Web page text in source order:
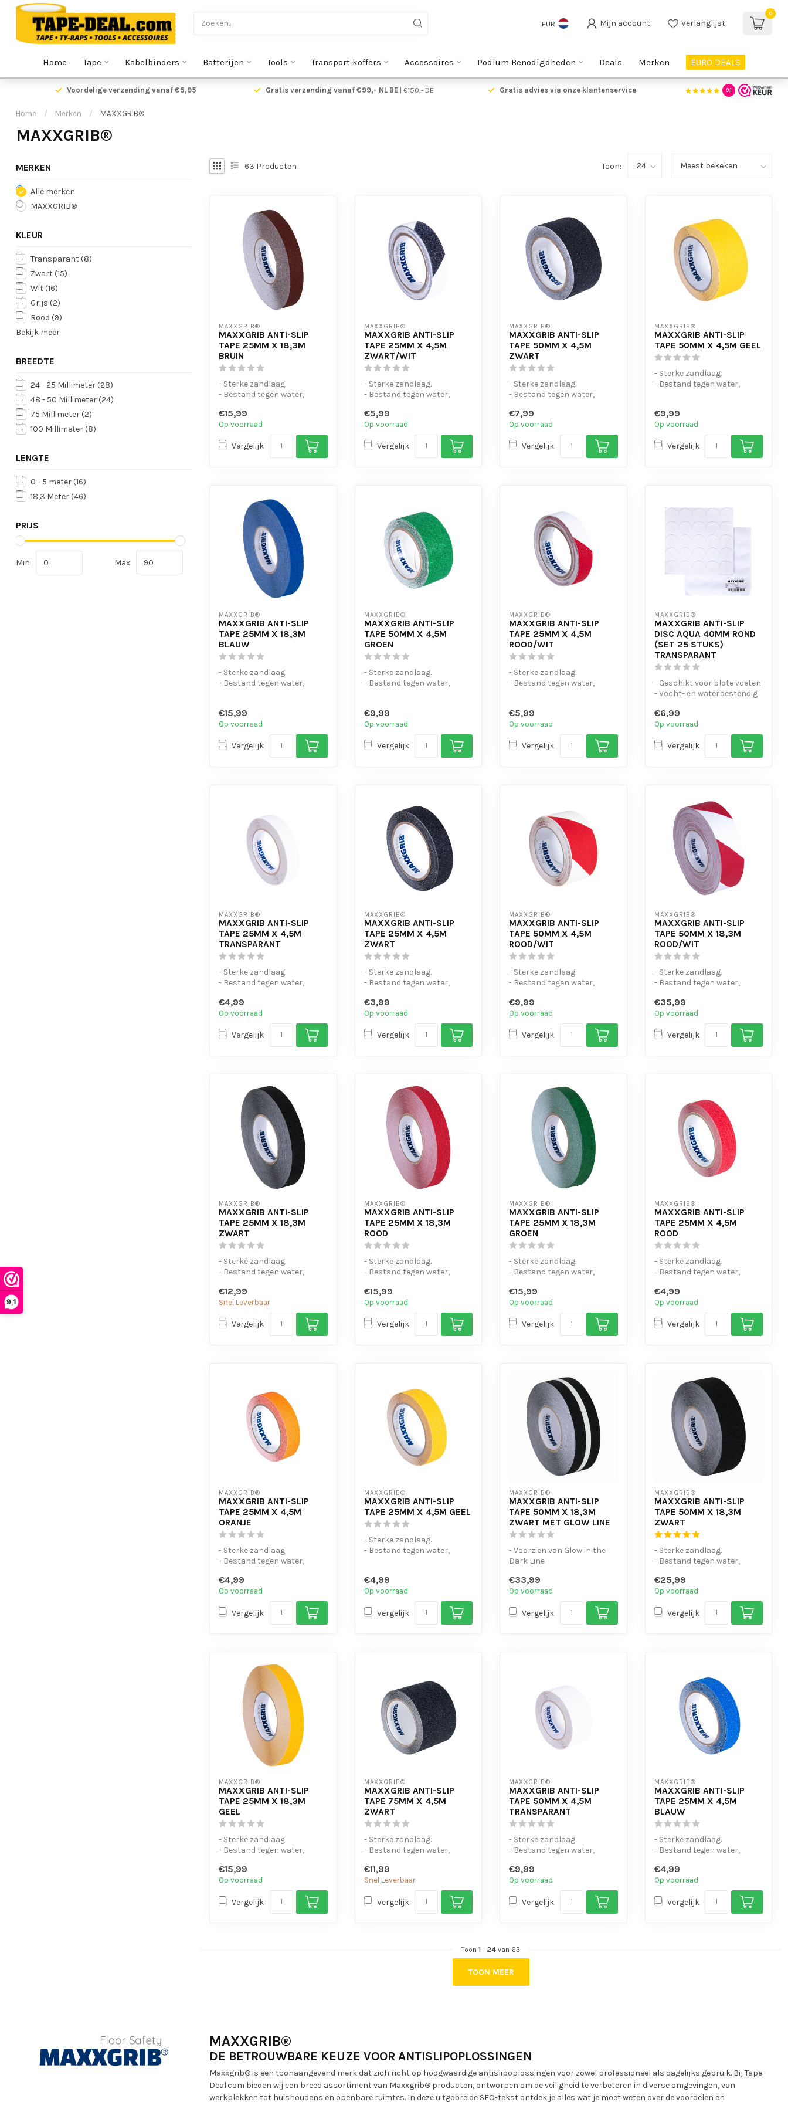
9,1
EUR Mijn account Verlanglijst
0
Home Tape Kabelbinders Batterijen Tools Transport koffers Accessoires Podium Benodigdheden Deals Merken EURO DEALS
Voordelige verzending vanaf €5,95 Gratis verzending vanaf €99,- NL BE| €150,- DE Gratis advies via onze klantenservice 9.1
Home / Merken / MAXXGRIB®
MAXXGRIB®
MERKEN
Alle merken
MAXXGRIB®
KLEUR
Transparant (8)
Zwart (15)
Wit (16)
Grijs (2)
Rood (9)
Bekijk meer
BREEDTE
24 - 25 Millimeter (28)
48 - 50 Millimeter (24)
75 Millimeter (2)
100 Millimeter (8)
LENGTE
0 - 5 meter (16)
18,3 Meter (46)
PRIJS
Min Max
63 Producten Toon:
MAXXGRIB®
MAXXGRIB ANTI-SLIP
TAPE 25MM X 18,3M
BRUIN
- Sterke zandlaag.
- Bestand tegen water,
- Is eenvo...
€15,99
Op voorraad
Vergelijk
MAXXGRIB®
MAXXGRIB ANTI-SLIP
TAPE 25MM X 4,5M
ZWART/WIT
- Sterke zandlaag.
- Bestand tegen water,
- Is eenvo...
€5,99
Op voorraad
Vergelijk
MAXXGRIB®
MAXXGRIB ANTI-SLIP
TAPE 50MM X 4,5M
ZWART
- Sterke zandlaag.
- Bestand tegen water,
- Is eenvo...
€7,99
Op voorraad
Vergelijk
MAXXGRIB®
MAXXGRIB ANTI-SLIP
TAPE 50MM X 4,5M GEEL
- Sterke zandlaag.
- Bestand tegen water,
€9,99
Op voorraad
Vergelijk
MAXXGRIB®
MAXXGRIB ANTI-SLIP
TAPE 25MM X 18,3M
BLAUW
- Sterke zandlaag.
- Bestand tegen water,
€15,99
Op voorraad
Vergelijk
MAXXGRIB®
MAXXGRIB ANTI-SLIP
TAPE 50MM X 4,5M
GROEN
- Sterke zandlaag.
- Bestand tegen water,
€9,99
Op voorraad
Vergelijk
MAXXGRIB®
MAXXGRIB ANTI-SLIP
TAPE 25MM X 4,5M
ROOD/WIT
- Sterke zandlaag.
- Bestand tegen water,
€5,99
Op voorraad
Vergelijk
MAXXGRIB®
MAXXGRIB ANTI-SLIP
DISC AQUA 40MM ROND
(SET 25 STUKS)
TRANSPARANT
- Geschikt voor blote voeten
- Vocht- en waterbestendig
€6,99
Op voorraad
Vergelijk
MAXXGRIB®
MAXXGRIB ANTI-SLIP
TAPE 25MM X 4,5M
TRANSPARANT
- Sterke zandlaag.
- Bestand tegen water,
- Is eenvo...
€4,99
Op voorraad
Vergelijk
MAXXGRIB®
MAXXGRIB ANTI-SLIP
TAPE 25MM X 4,5M
ZWART
- Sterke zandlaag.
- Bestand tegen water,
- Is eenvo...
€3,99
Op voorraad
Vergelijk
MAXXGRIB®
MAXXGRIB ANTI-SLIP
TAPE 50MM X 4,5M
ROOD/WIT
- Sterke zandlaag.
- Bestand tegen water,
- Is eenvo...
€9,99
Op voorraad
Vergelijk
MAXXGRIB®
MAXXGRIB ANTI-SLIP
TAPE 50MM X 18,3M
ROOD/WIT
- Sterke zandlaag.
- Bestand tegen water,
- Is eenvo...
€35,99
Op voorraad
Vergelijk
MAXXGRIB®
MAXXGRIB ANTI-SLIP
TAPE 25MM X 18,3M
ZWART
- Sterke zandlaag.
- Bestand tegen water,
- Is eenvo...
€12,99
Snel Leverbaar
Vergelijk
MAXXGRIB®
MAXXGRIB ANTI-SLIP
TAPE 25MM X 18,3M
ROOD
- Sterke zandlaag.
- Bestand tegen water,
- Is eenvo...
€15,99
Op voorraad
Vergelijk
MAXXGRIB®
MAXXGRIB ANTI-SLIP
TAPE 25MM X 18,3M
GROEN
- Sterke zandlaag.
- Bestand tegen water,
- Is eenvo...
€15,99
Op voorraad
Vergelijk
MAXXGRIB®
MAXXGRIB ANTI-SLIP
TAPE 25MM X 4,5M
ROOD
- Sterke zandlaag.
- Bestand tegen water,
- Is eenvo...
€4,99
Op voorraad
Vergelijk
MAXXGRIB®
MAXXGRIB ANTI-SLIP
TAPE 25MM X 4,5M
ORANJE
- Sterke zandlaag.
- Bestand tegen water,
- Is eenvo...
€4,99
Op voorraad
Vergelijk
MAXXGRIB®
MAXXGRIB ANTI-SLIP
TAPE 25MM X 4,5M GEEL
- Sterke zandlaag.
- Bestand tegen water,
€4,99
Op voorraad
Vergelijk
MAXXGRIB®
MAXXGRIB ANTI-SLIP
TAPE 50MM X 18,3M
ZWART MET GLOW LINE
- Voorzien van Glow in the
Dark Line
- Vocht en Waterbest...
€33,99
Op voorraad
Vergelijk
MAXXGRIB®
MAXXGRIB ANTI-SLIP
TAPE 50MM X 18,3M
ZWART
- Sterke zandlaag.
- Bestand tegen water,
- Is eenvo...
€25,99
Op voorraad
Vergelijk
MAXXGRIB®
MAXXGRIB ANTI-SLIP
TAPE 25MM X 18,3M
GEEL
- Sterke zandlaag.
- Bestand tegen water,
- Is eenvo...
€15,99
Op voorraad
Vergelijk
MAXXGRIB®
MAXXGRIB ANTI-SLIP
TAPE 75MM X 4,5M
ZWART
- Sterke zandlaag.
- Bestand tegen water,
- Is eenvo...
€11,99
Snel Leverbaar
Vergelijk
MAXXGRIB®
MAXXGRIB ANTI-SLIP
TAPE 50MM X 4,5M
TRANSPARANT
- Sterke zandlaag.
- Bestand tegen water,
- Is eenvo...
€9,99
Op voorraad
Vergelijk
MAXXGRIB®
MAXXGRIB ANTI-SLIP
TAPE 25MM X 4,5M
BLAUW
- Sterke zandlaag.
- Bestand tegen water,
- Is eenvo...
€4,99
Op voorraad
Vergelijk
Toon 1 - 24 van 63
TOON MEER
MAXXGRIB®
DE BETROUWBARE KEUZE VOOR ANTISLIPOPLOSSINGEN
Maxxgrib® is een toonaangevend merk dat zich richt op hoogwaardige antislipoplossingen voor zowel professioneel als dagelijks gebruik. Bij Tape-
Deal.com bieden wij een breed assortiment van Maxxgrib® producten, ontworpen om de veiligheid te verbeteren in diverse omgevingen, van
werkplekken tot huishoudens en openbare ruimtes. In deze uitgebreide SEO-tekst ontdek je alles wat je moet weten over de voordelen en